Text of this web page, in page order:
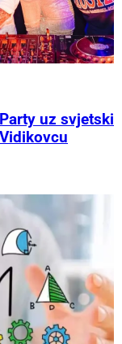
uz svjetski